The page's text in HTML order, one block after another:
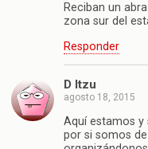
Reciban un
zona sur del
Responder
D Itzu
agosto 18, 2015
Aquí estamos
por si somos